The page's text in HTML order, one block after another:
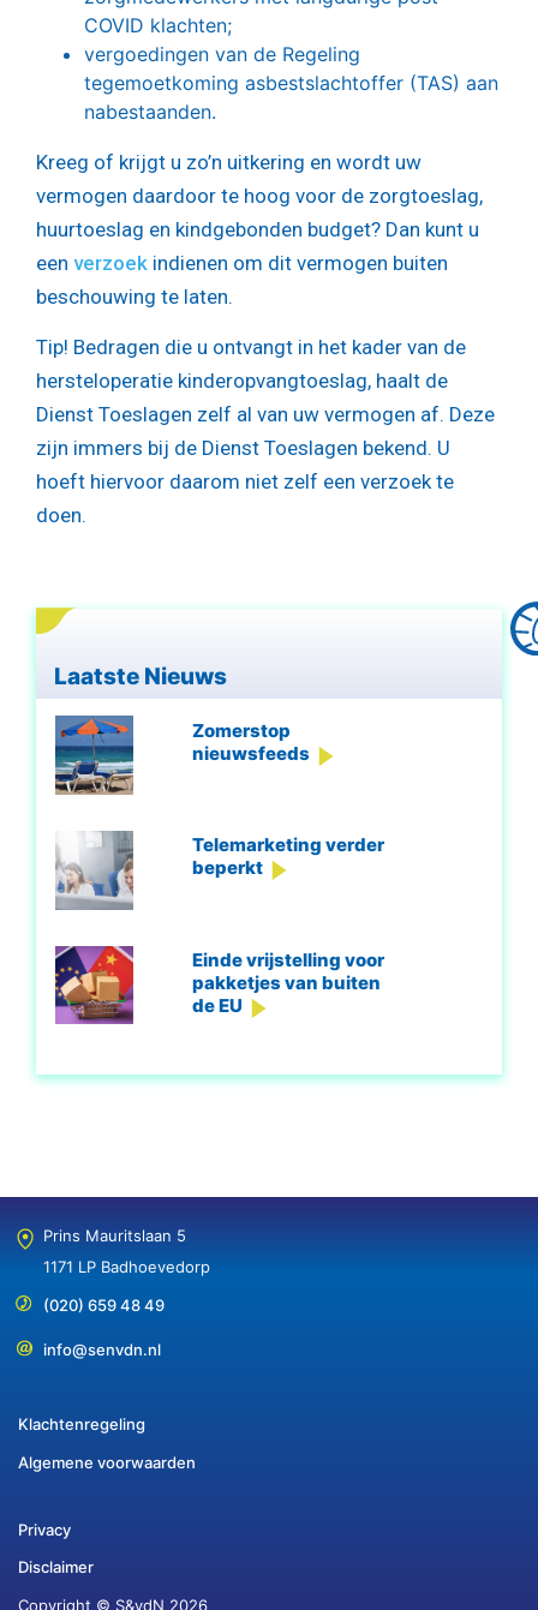
COVID klachten;
vergoedingen van de Regeling
tegemoetkoming asbestslachtoffer (TAS) aan
nabestaanden.
Kreeg of krijgt u zo’n uitkering en wordt uw
vermogen daardoor te hoog voor de zorgtoeslag,
huurtoeslag en kindgebonden budget? Dan kunt u
een verzoek indienen om dit vermogen buiten
beschouwing te laten.
Tip! Bedragen die u ontvangt in het kader van de
hersteloperatie kinderopvangtoeslag, haalt de
Dienst Toeslagen zelf al van uw vermogen af. Deze
zijn immers bij de Dienst Toeslagen bekend. U
hoeft hiervoor daarom niet zelf een verzoek te
doen.
Laatste Nieuws
Zomerstop
nieuwsfeeds
Telemarketing verder
beperkt
Einde vrijstelling voor
pakketjes van buiten
de EU
Prins Mauritslaan 5
1171 LP Badhoevedorp
(020) 659 48 49
info@senvdn.nl
Klachtenregeling
Algemene voorwaarden
Privacy
Disclaimer
Copyright © S&vdN 2026